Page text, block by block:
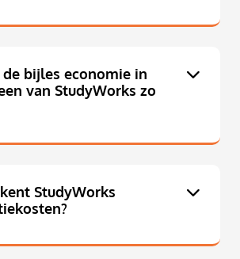
bijles economie in
van StudyWorks zo
StudyWorks